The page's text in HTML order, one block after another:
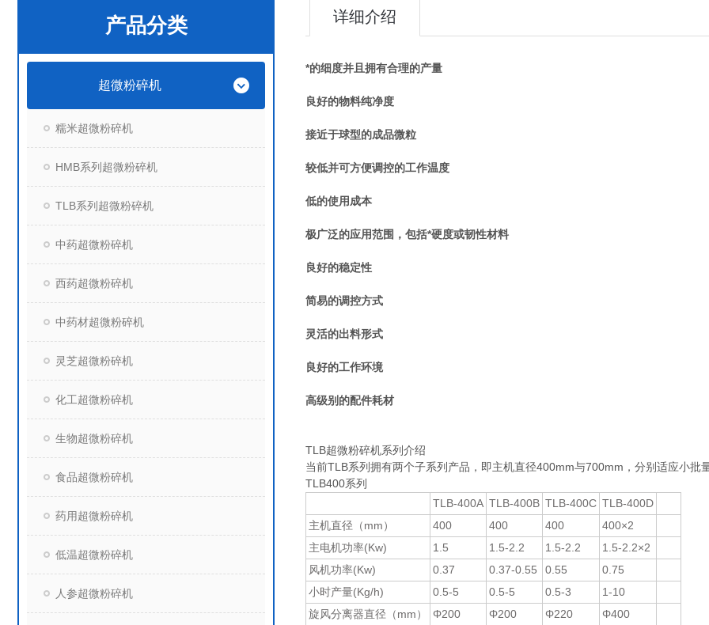
产品分类
超微粉碎机
糯米超微粉碎机
HMB系列超微粉碎机
TLB系列超微粉碎机
中药超微粉碎机
西药超微粉碎机
中药材超微粉碎机
灵芝超微粉碎机
化工超微粉碎机
生物超微粉碎机
食品超微粉碎机
药用超微粉碎机
低温超微粉碎机
人参超微粉碎机
详细介绍
*的细度并且拥有合理的产量
良好的物料纯净度
接近于球型的成品微粒
较低并可方便调控的工作温度
低的使用成本
极广泛的应用范围，包括*硬度或韧性材料
良好的稳定性
简易的调控方式
灵活的出料形式
良好的工作环境
高级别的配件耗材
TLB超微粉碎机系列介绍
当前TLB系列拥有两个子系列产品，即主机直径400mm与700mm，分别适应小批
TLB400系列
TLB-400A TLB-400B TLB-400C TLB-400D
主机直径（mm）
400 400 400
400×2
主电机功率(Kw)
1.5 1.5-2.2 1.5-2.2
1.5-2.2×2
风机功率(Kw)
0.37 0.37-0.55 0.55
0.75
小时产量(Kg/h)
0.5-5 0.5-5 0.5-3
1-10
旋风分离器直径（mm）
Φ200 Φ200 Φ220
Φ400